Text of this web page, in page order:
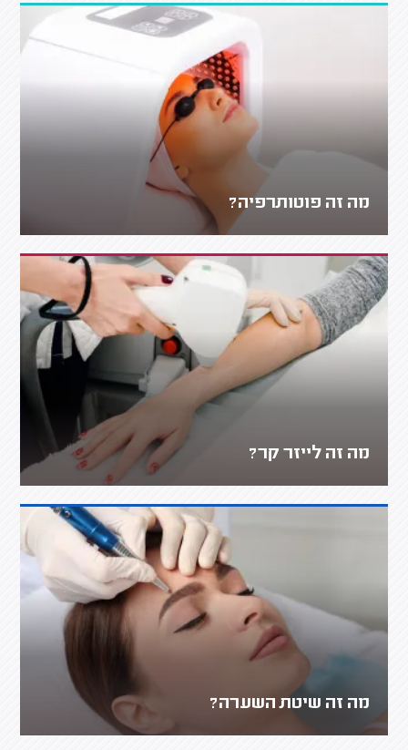
מה זה פוטותרפיה?
מה זה לייזר קר?
מה זה שיטת השערה?